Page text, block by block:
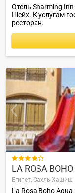
Отель Sharming
Шейх. К услугам
ресторан.

LA ROSA
Египет, Сахль-Хашиш
La Rosa Boho